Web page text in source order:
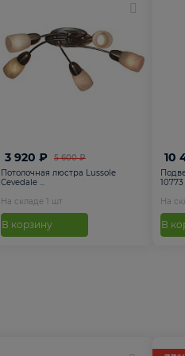
5 600 ₽
3 920 ₽
Потолочная люстра Lussole
Cevedale ...
На складе 1 шт
В корзину
10
10773
На
В